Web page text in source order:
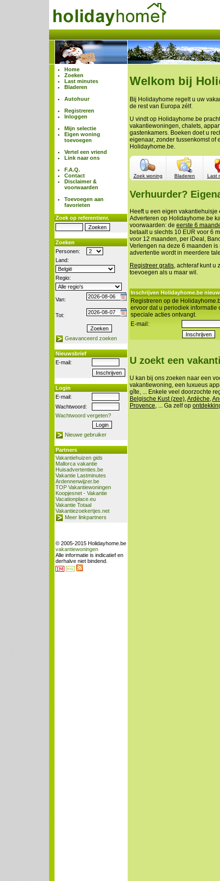
Home
Zoeken
Last minutes
Bladeren
Autohuur
Registreren
Inloggen
Mijn selectie
Eigen woning
toevoegen
Vertel een vriend
Link naar ons
F.A.Q.
Contact
Disclaimer &
voorwaarden
Toevoegen aan
favorieten
Zoek op referentienr.
Zoeken
Personen:
Land:
Regio:
Van:
Tot:
Geavanceerd zoeken
Nieuwsbrief
E-mail:
Login
E-mail:
Wachtwoord:
Wachtwoord vergeten?
Nieuwe gebruiker
Partners
Vakantiehuizen gids
Mallorca vakantie
Huisadvertenties.be
Vakantie Lastminutes
Ardennenwijzer.be
TOP Vakantiewoningen
Koopjesnet - Vakantie
Vacationplace.eu
Vakantie Totaal
Vakantiezoekertjes.net
Meer linkpartners
© 2005-2015 Holidayhome.be
vakantiewoningen
Alle informatie is indicatief en
derhalve niet bindend.
Welkom bij
Bij Holidayhome regelt u uw
de rest van Europa zélf.
U vindt op Holidayhome.be
vakantiewoningen, chalets,
gastenkamers. Boeken doet u
eigenaar, zonder tussenkomst of
Holidayhome.be.
Zoek woning Bladeren Last
Verhuurder?
Heeft u een eigen
Adverteren op Holidayhome.be
voorwaarden: de eerste 6
betaalt u slechts 10 EUR voor 6
voor 12 maanden, per iDeal,
Verlengen na deze 6 maanden is
advertentie wordt in meerdere
Registreer gratis, achteraf kunt u
toevoegen als u maar wil.
Inschrijven Holidayhome.be
Registreren op de
ervoor dat u periodiek informatie
speciale acties ontvangt.
E-mail:
U zoekt een
U kan bij ons zoeken naar een
vakantiewoning, een luxueus
gîte, ... Enkele veel doorzochte
Belgische Kust (zee) Ardèche
Provence , ... Ga zelf op